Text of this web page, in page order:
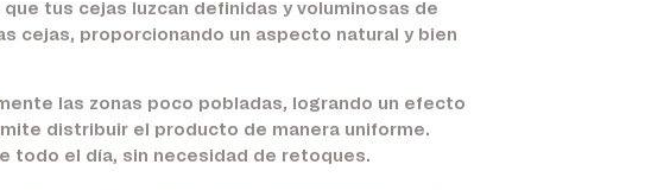
tus cejas luzcan definidas y voluminosas de
cejas, proporcionando un aspecto natural y bien
las zonas poco pobladas, logrando un efecto
distribuir el producto de manera uniforme.
todo el día, sin necesidad de retoques.